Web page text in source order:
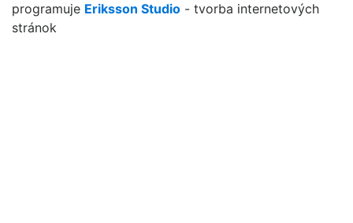
programuje Eriksson Studio - tvorba internetových
stránok